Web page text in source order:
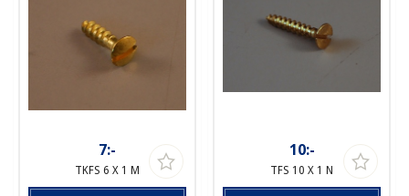
7:-
TKFS 6 X 1 M
10:-
TFS 10 X 1 N